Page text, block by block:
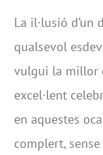
La il·lusió
qualsevol
vulgui la millor
excel·lent
en aquestes
complert,